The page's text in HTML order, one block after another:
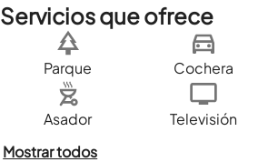
Servicios que ofrece
Parque Cochera
Asador Televisión
Mostrar todos